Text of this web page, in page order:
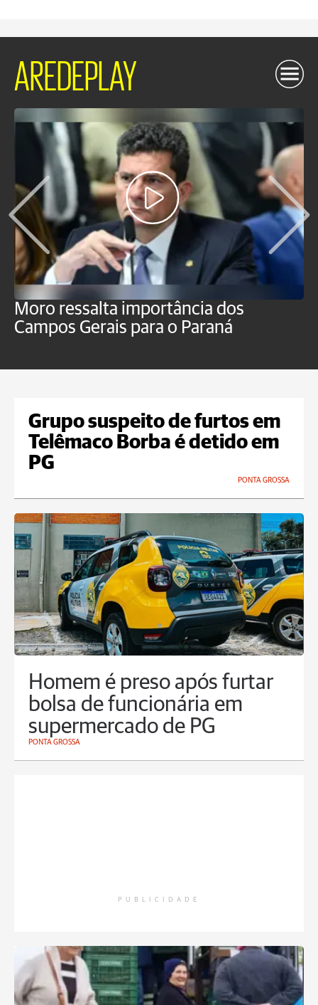
AREDEPLAY
Moro ressalta importância dos
Campos Gerais para o Paraná
Grupo suspeito de furtos em
Telêmaco Borba é detido em
PG
PONTA GROSSA
Homem é preso após furtar
bolsa de funcionária em
supermercado de PG
PONTA GROSSA
PUBLICIDADE